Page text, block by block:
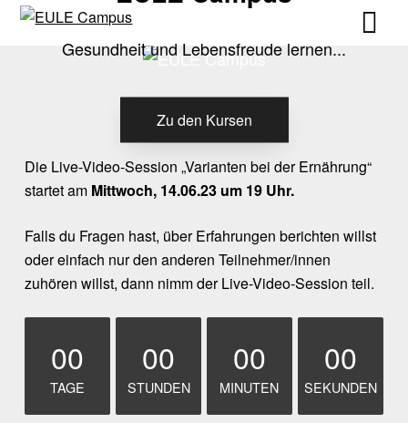
Skip
Skip
Gesundheit und Lebensfreude lernen...
Zu den Kursen
Die Live-Video-Session „Varianten bei der Ernährung“
startet am Mittwoch, 14.06.23 um 19 Uhr.
Falls du Fragen hast, über Erfahrungen berichten willst
oder einfach nur den anderen Teilnehmer/innen
zuhören willst, dann nimm der Live-Video-Session teil.
00
TAGE
00
STUNDEN
00
MINUTEN
00
SEKUNDEN